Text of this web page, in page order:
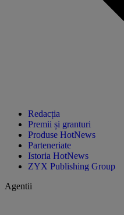
Redacția
Premii și granturi
Produse HotNews
Parteneriate
Istoria HotNews
ZYX Publishing Group
Agentii